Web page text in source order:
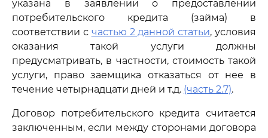
указана в заявлении о предоставлении
потребительского кредита (займа) в
соответствии с частью 2 данной статьи, условия
оказания такой услуги должны
предусматривать, в частности, стоимость такой
услуги, право заемщика отказаться от нее в
течение четырнадцати дней и т.д. (часть 2.7).
Договор потребительского кредита считается
заключенным, если между сторонами договора